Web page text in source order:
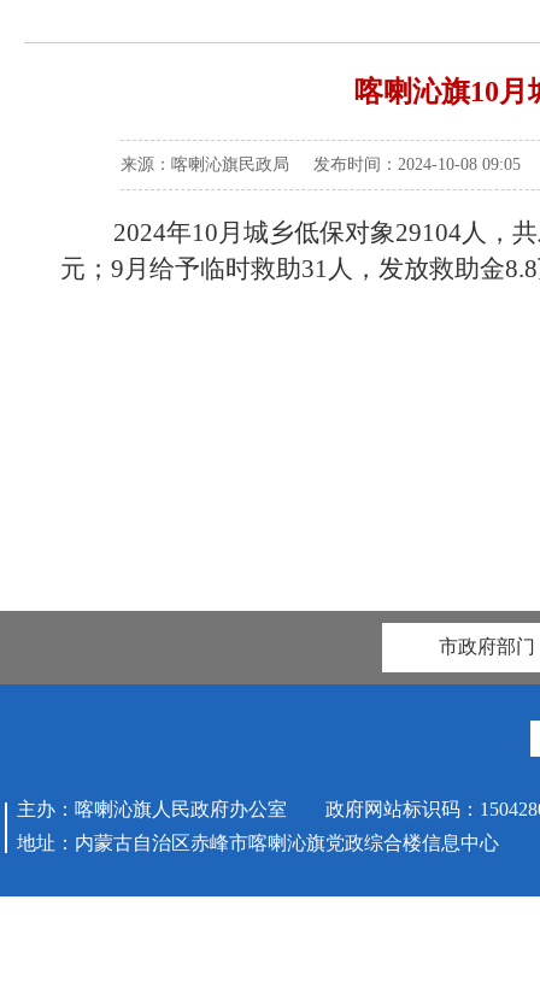
喀喇沁旗10
来源：喀喇沁旗民政局 发布时间：2024-10-08 09:05
2024年10月城乡低保对象29104人，共
元；9月给予临时救助31人，发放救助金
市政府部门
主办：喀喇沁旗人民政府办公室 政府网站标识码：
地址：内蒙古自治区赤峰市喀喇沁旗党政综合楼信息中心